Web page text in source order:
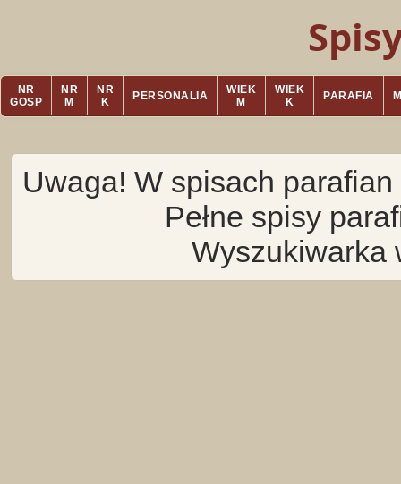
NR
GOSP
NR
M
NR
K
PERSONALIA
WIEK
M
WIEK
K
PARAFIA
Uwaga! W spisach
Pełne spisy
Wyszukiwarka